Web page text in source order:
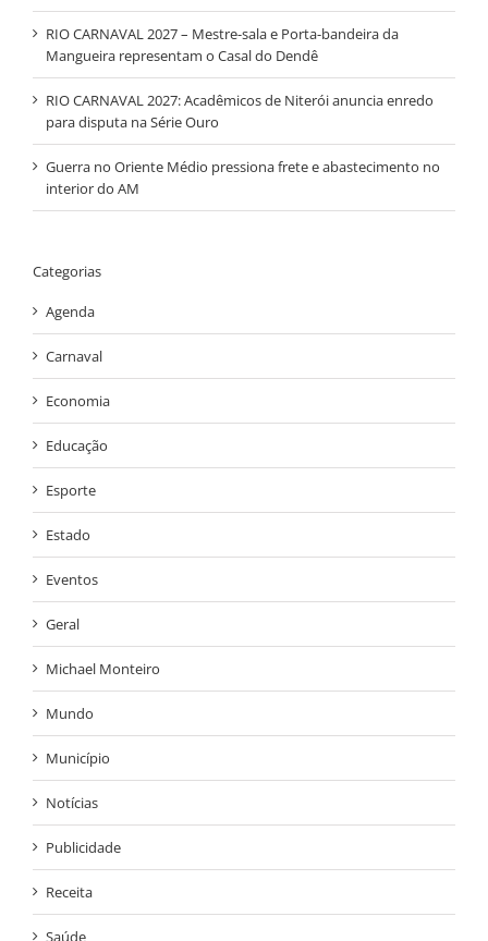
RIO CARNAVAL 2027 – Mestre-sala e Porta-bandeira da
Mangueira representam o Casal do Dendê
RIO CARNAVAL 2027: Acadêmicos de Niterói anuncia enredo
para disputa na Série Ouro
Guerra no Oriente Médio pressiona frete e abastecimento no
interior do AM
Categorias
Agenda
Carnaval
Economia
Educação
Esporte
Estado
Eventos
Geral
Michael Monteiro
Mundo
Município
Notícias
Publicidade
Receita
Saúde